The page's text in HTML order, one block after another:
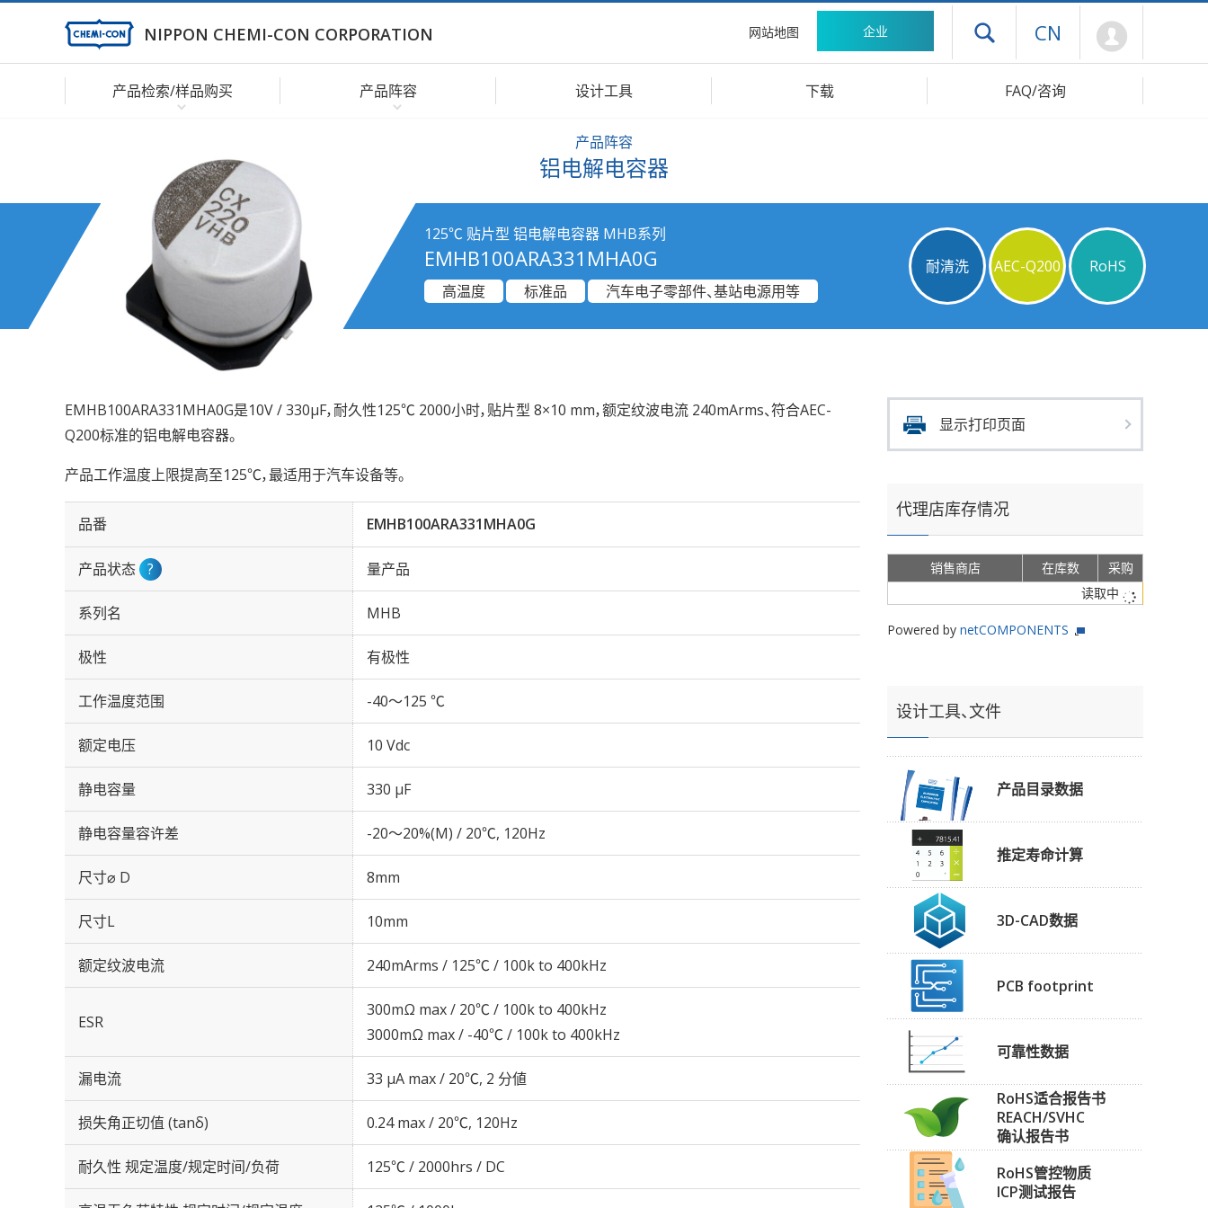
NIPPON CHEMI-CON CORPORATION 网站地图 企业 打开抽屉菜单
CN
产品检索/样品购买 产品阵容 设计工具 下载 FAQ/咨询
产品阵容
铝电解电容器
125℃ 贴片型 铝电解电容器 MHB系列
EMHB100ARA331MHA0G 耐清洗 AEC-Q200
RoHS
高温度
标准品 汽车电子零部件、基站电源用等
EMHB100ARA331MHA0G是10V / 330µF，耐久性125℃ 2000小时，贴片型 8×10 mm，额定纹波电流 240mArms、符合AEC-
Q200标准的铝电解电容器。
产品工作温度上限提高至125℃，最适用于汽车设备等。
品番 EMHB100ARA331MHA0G
产品状态 ? 量产品
系列名 MHB
极性 有极性
工作温度范围 -40～125 ℃
额定电压 10 Vdc
静电容量 330 µF
静电容量容许差 -20～20%(M) / 20℃, 120Hz
尺寸⌀ D 8mm
尺寸L 10mm
额定纹波电流 240mArms / 125℃ / 100k to 400kHz
ESR
300mΩ max / 20℃ / 100k to 400kHz
3000mΩ max / -40℃ / 100k to 400kHz
漏电流 33 μA max / 20℃, 2 分値
损失角正切值 (tanδ) 0.24 max / 20℃, 120Hz
耐久性 规定温度/规定时间/负荷 125℃ / 2000hrs / DC
显示打印页面
代理店库存情况
销售商店 在库数
采购
读取中
Powered by netCOMPONENTS
设计工具、文件
产品目录数据
推定寿命计算
3D-CAD数据
PCB footprint
可靠性数据
RoHS适合报告书
REACH/SVHC
确认报告书
RoHS管控物质
ICP测试报告